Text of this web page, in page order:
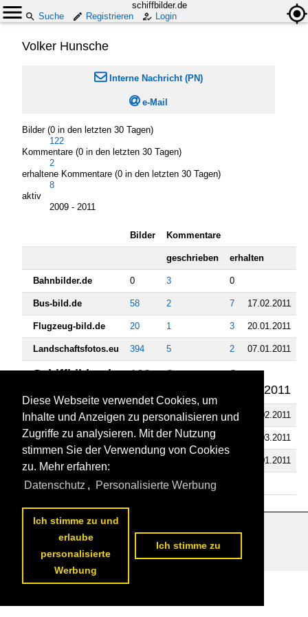
schiffbilder.de
Suche
Registrieren Login
Volker Hunsche
 Interne Nachricht (PN)
e-Mail
Bilder (0 in den letzten 30 Tagen)
122
Kommentare (0 in den letzten 30 Tagen)
2
erhaltene Kommentare (0 in den letzten 30 Tagen)
8
aktiv
2009 - 2011
Bilder Kommentare
geschrieben erhalten
Bahnbilder.de 0 3 0
Bus-bild.de 58 2 7 17.02.2011
Flugzeug-bild.de 20 1 3 20.01.2011
Landschaftsfotos.eu 394 5 2 07.01.2011
Schiffbilder.de 122 2
8
25.01.2011
Staedte-fotos.de 427 0 6 04.02.2011
Fahrzeugbilder.de 413 28 03.03.2011
Rail-pictures.com 12.01.2011
Tier-fotos.eu 180 0
Datenschutzerklärung
Diese Webseite verwendet Cookies, um
Inhalte und Anzeigen zu personalisieren und
Zugriffe zu analysieren. Mit der Nutzung
stimmen Sie der Verwendung von Cookies
zu. Mehr erfahren:
Datenschutz , Personalisierte Werbung
Ich stimme zu und
erlaube
personalisierte
Werbung
Ich stimme zu